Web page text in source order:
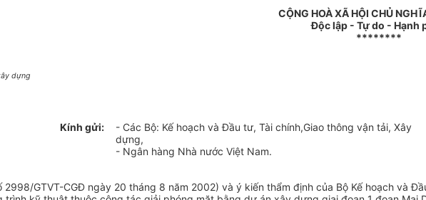
CỘNG HOÀ XÃ HỘI CHỦ
Độc lập - Tự do - Hạnh
********
dựng
Kính gửi:
- Các Bộ: Kế hoạch và Đầu tư, Tài chính,Giao thông vận tải, Xây
dựng,
- Ngân hàng Nhà nước Việt Nam.
GTVT-CGĐ ngày 20 tháng 8 năm 2002) và ý kiến thẩm định của Bộ Kế hoạch và